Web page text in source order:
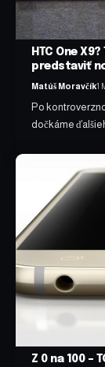
HTC One
predstaviť
Matúš Moravčík1
Po
dočkáme
Z 0 na 100 –